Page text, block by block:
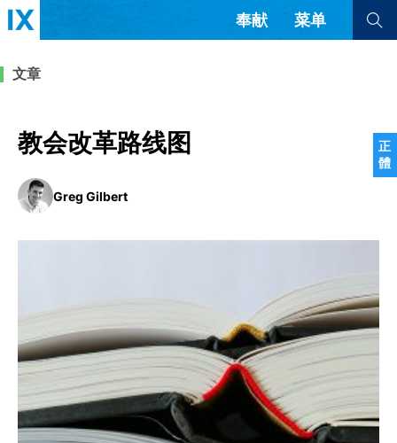
正
體
奉献 菜单
教会带领 解经式讲道与神学
成员制与教会纪律
团契生活与祷告
查看全部
查看全部
俄语
乌兹别克语
波斯语
罗马尼亚语
波兰语
越南语
意大利语
德语
韩语
土耳其语
阿拉伯语
阿尔巴尼亚语
塞尔维亚语 柬埔寨语
文章
教会改革路线图
Greg Gilbert